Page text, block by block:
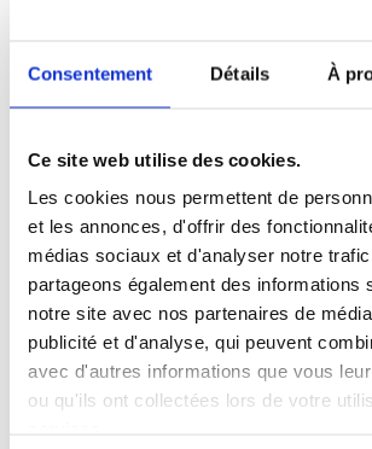
Consentement Détails À
Ce site web utilise des cookies.
Les cookies nous permettent de
et les annonces, d'offrir des
médias sociaux et d'analyser notre
partageons également des informations
notre site avec nos partenaires de
publicité et d'analyse, qui peuvent
avec d'autres informations que vous
ou qu'ils ont collectées lors de votre
Lenogue
12.08.2022
PARFAIT
Le produit correspond exactement à ce que
rapide Je recommande
JEAN-MARIE BLOUINEAU
SAINT-MARY
04.07.2022
SUPER